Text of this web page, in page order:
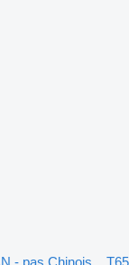
- pas Chinois ...T65